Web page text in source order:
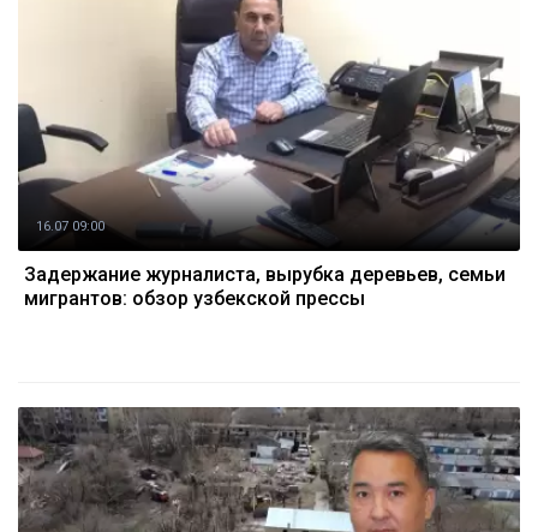
16.07 09:00
Задержание журналиста, вырубка деревьев, семьи
мигрантов: обзор узбекской прессы